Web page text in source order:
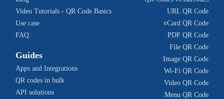
Video Tutorials - QR Code Basics
Use case
FAQ
Guides
Apps and Integrations
QR codes in bulk
API solutions
URL QR Code
vCard QR Code
PDF QR Code
File QR Code
Image QR Code
Wi-Fi QR Code
Video QR Code
Menu QR Code